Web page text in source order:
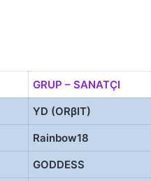
GRUP – SANATÇI
YD (ORβIT)
Rainbow18
GODDESS